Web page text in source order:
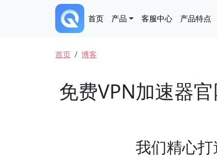
Main navigation
首页 产品 客服中心 产品特点
面包屑
首页 博客
免费VPN加速器
我们精心